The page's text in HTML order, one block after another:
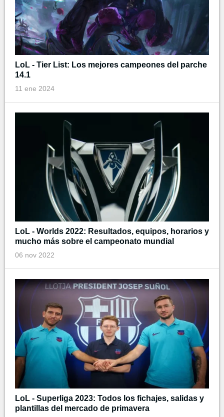
LoL - Tier List: Los mejores campeones del parche
14.1
11 ene 2024
LoL - Worlds 2022: Resultados, equipos, horarios y
mucho más sobre el campeonato mundial
06 nov 2022
LoL - Superliga 2023: Todos los fichajes, salidas y
plantillas del mercado de primavera